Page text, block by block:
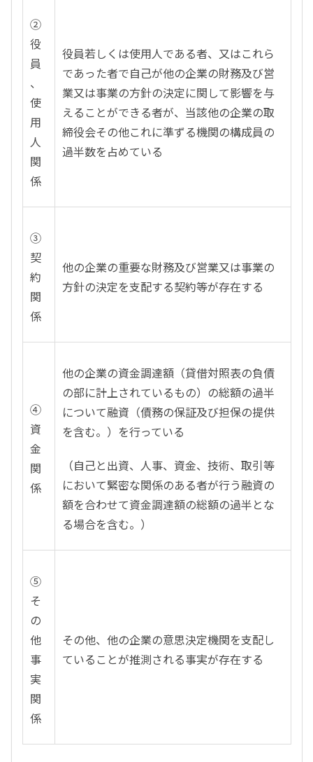
②
役
員
、
使
用
人
関
係
役員若しくは使用人である者、又はこれら
であった者で自己が他の企業の財務及び営
業又は事業の方針の決定に関して影響を与
えることができる者が、当該他の企業の取
締役会その他これに準ずる機関の構成員の
過半数を占めている
③
契
約
関
係
他の企業の重要な財務及び営業又は事業の
方針の決定を支配する契約等が存在する
④
資
金
関
係
他の企業の資金調達額（貸借対照表の負債
の部に計上されているもの）の総額の過半
について融資（債務の保証及び担保の提供
を含む。）を行っている
（自己と出資、人事、資金、技術、取引等
において緊密な関係のある者が行う融資の
額を合わせて資金調達額の総額の過半とな
る場合を含む。）
⑤
そ
の
他
事
実
関
係
その他、他の企業の意思決定機関を支配し
ていることが推測される事実が存在する